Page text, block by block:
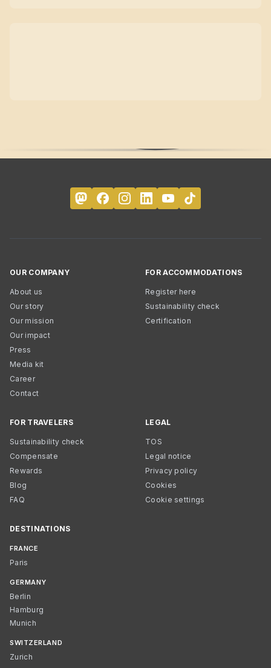
OUR COMPANY
About us
Our story
Our mission
Our impact
Press
Media kit
Career
Contact
FOR ACCOMMODATIONS
Register here
Sustainability check
Certification
FOR TRAVELERS
Sustainability check
Compensate
Rewards
Blog
FAQ
LEGAL
TOS
Legal notice
Privacy policy
Cookies
Cookie settings
DESTINATIONS
FRANCE
Paris
GERMANY
Berlin
Hamburg
Munich
SWITZERLAND
Zurich